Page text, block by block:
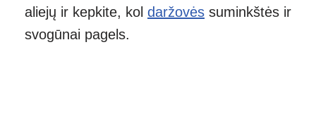
aliejų ir kepkite, kol daržovės suminkštės ir
svogūnai pagels.